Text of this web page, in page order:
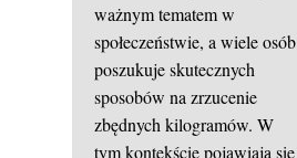
ważnym tematem w
społeczeństwie, a wiele osób
poszukuje skutecznych
sposobów na zrzucenie
zbędnych kilogramów. W
tym kontekście pojawiają się